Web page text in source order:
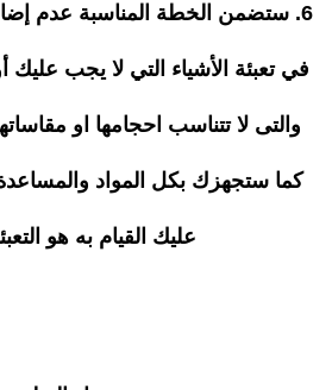
6. ستضمن الخطة المناسبة عدم
في تعبئة الأشياء التي لا يجب عليك
والتى لا تتناسب احجامها او
كما ستجهزك بكل المواد
عليك القيام به هو